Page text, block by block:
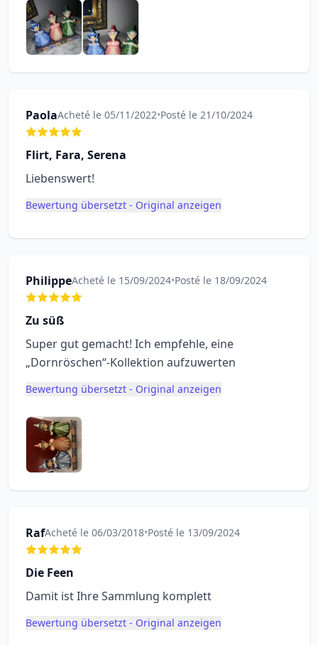
PaolaAcheté le 05/11/2022•Posté le 21/10/2024
Flirt, Fara, Serena
Liebenswert!
Bewertung übersetzt - Original anzeigen
PhilippeAcheté le 15/09/2024•Posté le 18/09/2024
Zu süß
Super gut gemacht! Ich empfehle, eine
„Dornröschen“-Kollektion aufzuwerten
Bewertung übersetzt - Original anzeigen
RafAcheté le 06/03/2018•Posté le 13/09/2024
Die Feen
Damit ist Ihre Sammlung komplett
Bewertung übersetzt - Original anzeigen